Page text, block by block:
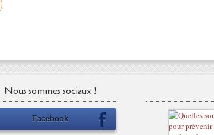
Nous sommes sociaux !
Facebook